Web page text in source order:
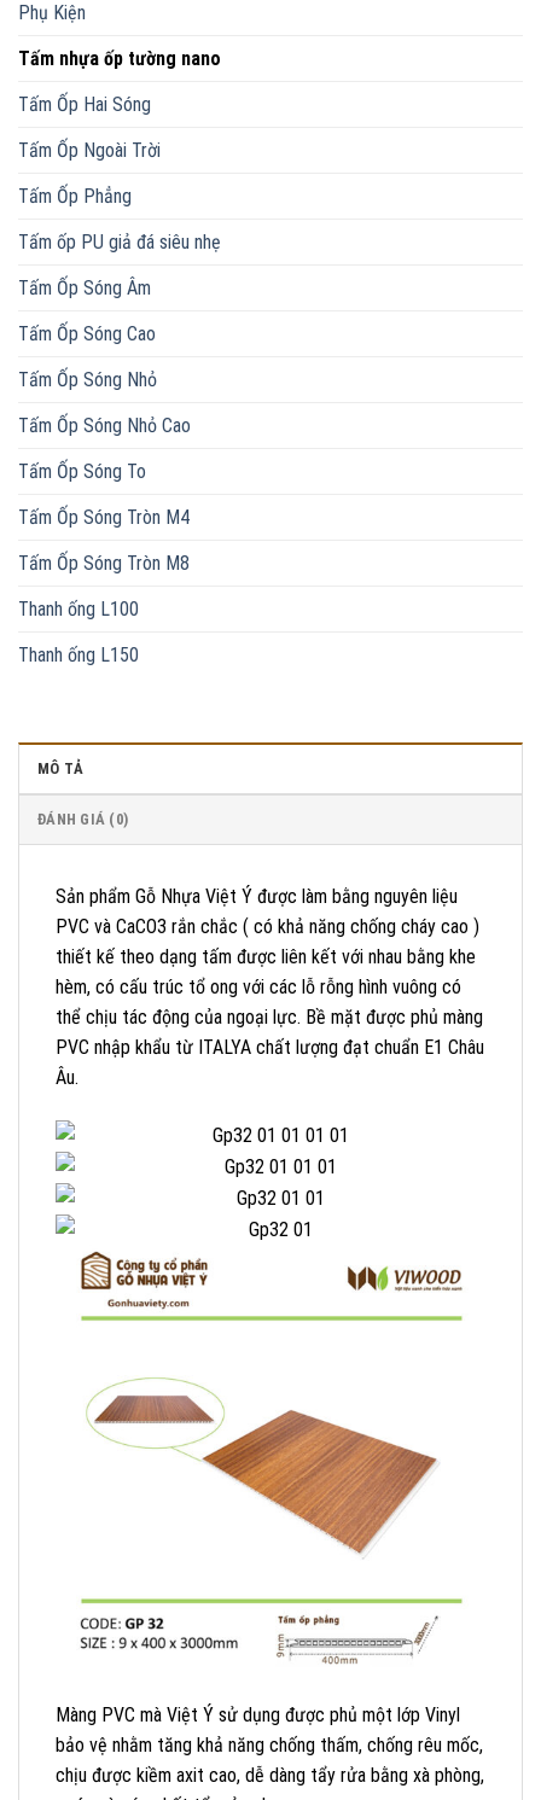
Phụ Kiện
Tấm nhựa ốp tường nano
Tấm Ốp Hai Sóng
Tấm Ốp Ngoài Trời
Tấm Ốp Phẳng
Tấm ốp PU giả đá siêu nhẹ
Tấm Ốp Sóng Âm
Tấm Ốp Sóng Cao
Tấm Ốp Sóng Nhỏ
Tấm Ốp Sóng Nhỏ Cao
Tấm Ốp Sóng To
Tấm Ốp Sóng Tròn M4
Tấm Ốp Sóng Tròn M8
Thanh ống L100
Thanh ống L150
MÔ TẢ
ĐÁNH GIÁ (0)
Sản phẩm Gỗ Nhựa Việt Ý được làm bằng nguyên liệu
PVC và CaCO3 rắn chắc ( có khả năng chống cháy cao )
thiết kế theo dạng tấm được liên kết với nhau bằng khe
hèm, có cấu trúc tổ ong với các lỗ rỗng hình vuông có
thể chịu tác động của ngoại lực. Bề mặt được phủ màng
PVC nhập khẩu từ ITALYA chất lượng đạt chuẩn E1 Châu
Âu.
Màng PVC mà Việt Ý sử dụng được phủ một lớp Vinyl
bảo vệ nhằm tăng khả năng chống thấm, chống rêu mốc,
chịu được kiềm axit cao, dễ dàng tẩy rửa bằng xà phòng,